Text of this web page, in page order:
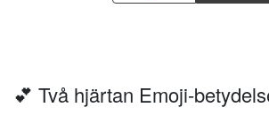
💕 Två hjärtan Emoji-